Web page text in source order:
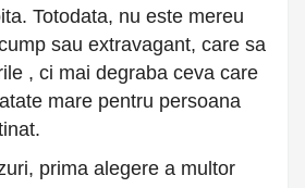
Totodata, nu este mereu
sau extravagant, care sa
, ci mai degraba ceva care
mare pentru persoana
prima alegere a multor